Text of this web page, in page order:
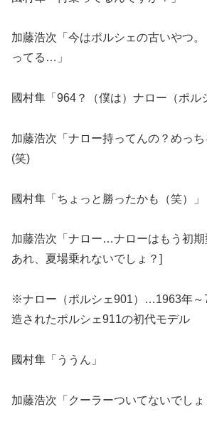
加藤浩次「今はポルシェの古いやつ
ってる…」
國村隼「964？（僕は）ナロー（ポル
加藤浩次「ナロー持ってんの？めっち
(笑)
國村隼「ちょっと勝ったかも（笑）」
加藤浩次「ナロー…ナローはもう初期
あれ、夏場乗れないでしょ？]
※ナロー（ポルシェ901）…1963年～
造されたポルシェ911の初代モデル
國村隼「ううん」
加藤浩次「クーラーついてないでしょ